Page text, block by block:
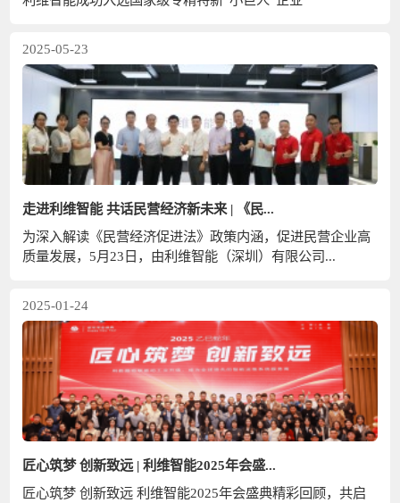
2025-05-23
走进利维智能 共话民营经济新未来 | 《民...
为深入解读《民营经济促进法》政策内涵，促进民营企业高
质量发展，5月23日，由利维智能（深圳）有限公司...
2025-01-24
匠心筑梦 创新致远 | 利维智能2025年会盛...
匠心筑梦 创新致远 利维智能2025年会盛典精彩回顾，共启